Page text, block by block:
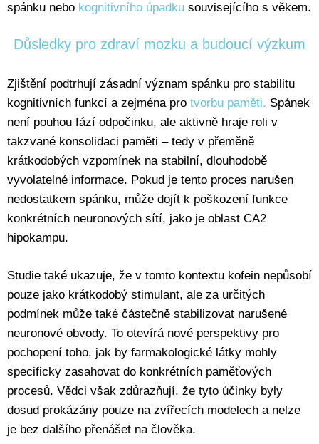
spánku nebo kognitivního úpadku souvisejícího s věkem.
Důsledky pro zdraví mozku a budoucí výzkum
Zjištění podtrhují zásadní význam spánku pro stabilitu
kognitivních funkcí a zejména pro tvorbu paměti. Spánek
není pouhou fází odpočinku, ale aktivně hraje roli v
takzvané konsolidaci paměti – tedy v přeměně
krátkodobých vzpomínek na stabilní, dlouhodobě
vyvolatelné informace. Pokud je tento proces narušen
nedostatkem spánku, může dojít k poškození funkce
konkrétních neuronových sítí, jako je oblast CA2
hipokampu.
Studie také ukazuje, že v tomto kontextu kofein nepůsobí
pouze jako krátkodobý stimulant, ale za určitých
podmínek může také částečně stabilizovat narušené
neuronové obvody. To otevírá nové perspektivy pro
pochopení toho, jak by farmakologické látky mohly
specificky zasahovat do konkrétních paměťových
procesů. Vědci však zdůrazňují, že tyto účinky byly
dosud prokázány pouze na zvířecích modelech a nelze
je bez dalšího přenášet na člověka.